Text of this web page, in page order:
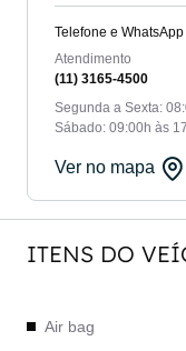
Telefone e WhatsApp
Atendimento
(11) 3165-4500
Segunda a Sexta:
Sábado: 09:00h às
Ver no mapa
ITENS DO
Air bag